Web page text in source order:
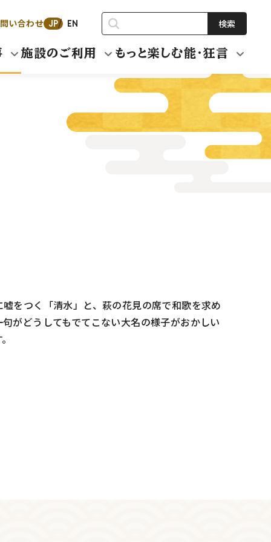
い合わせ JP EN 検索
施設のご利用 もっと楽しむ能・狂言
をつく「清水」と、萩の花見の席で和歌を求め
がどうしてもでてこない大名の様子がおかしい